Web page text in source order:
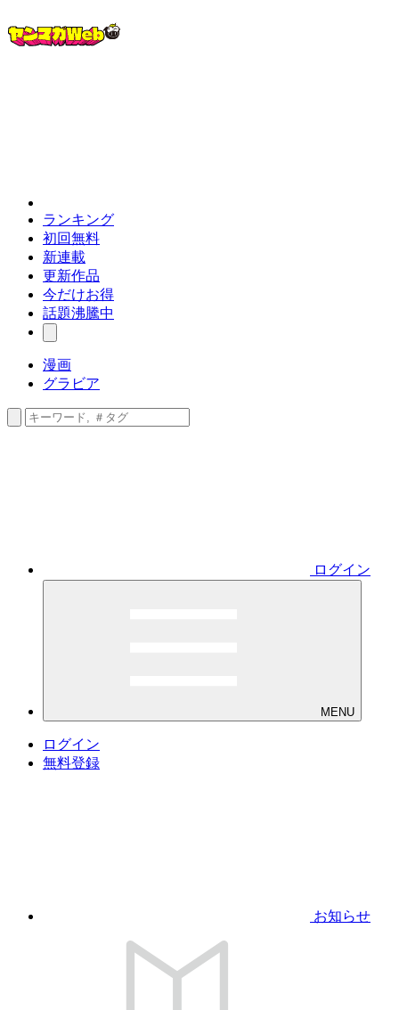
ランキング
初回無料
新連載
更新作品
今だけお得
話題沸騰中
漫画
グラビア
ログイン
MENU
ログイン
無料登録
お知らせ